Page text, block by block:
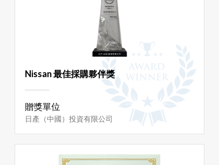
Nissan 最佳採購夥伴獎
贈獎單位
日產（中國）投資有限公司